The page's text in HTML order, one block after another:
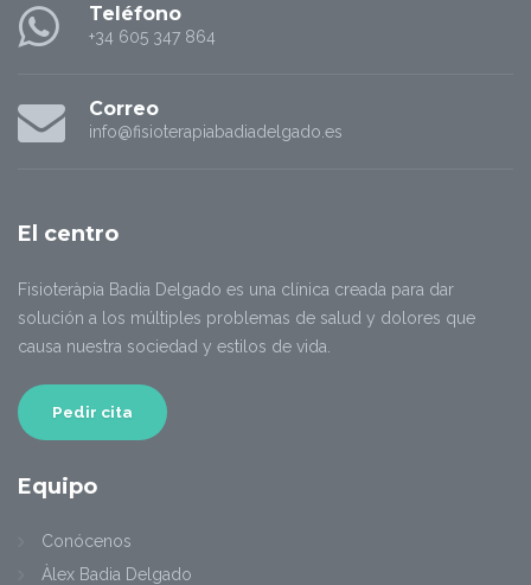
Teléfono
+34 605 347 864
Correo
info@fisioterapiabadiadelgado.es
El centro
Fisioteràpia Badia Delgado es una clínica creada para dar
solución a los múltiples problemas de salud y dolores que
causa nuestra sociedad y estilos de vida.
Pedir cita
Equipo
Conócenos
Àlex Badia Delgado